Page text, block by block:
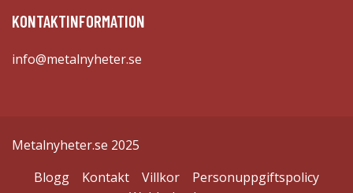
KONTAKTINFORMATION
info@metalnyheter.se
Metalnyheter.se 2025
Blogg
Kontakt Villkor
Personuppgiftspolicy